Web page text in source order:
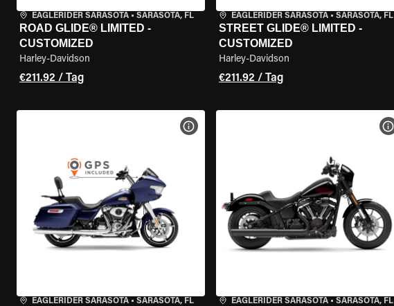
EAGLERIDER SARASOTA • SARASOTA, FL
ROAD GLIDE® LIMITED -
CUSTOMIZED
Harley-Davidson
€211.92 / Tag
EAGLERIDER SARASOTA• SARASOTA, FL
STREET GLIDE® LIMITED -
CUSTOMIZED
Harley-Davidson
€211.92 / Tag
EAGLERIDER SARASOTA • SARASOTA, FL
MOTORRAD-DETAILS ANZEIGEN
EAGLERIDER SARASOTA• SARASOTA, FL